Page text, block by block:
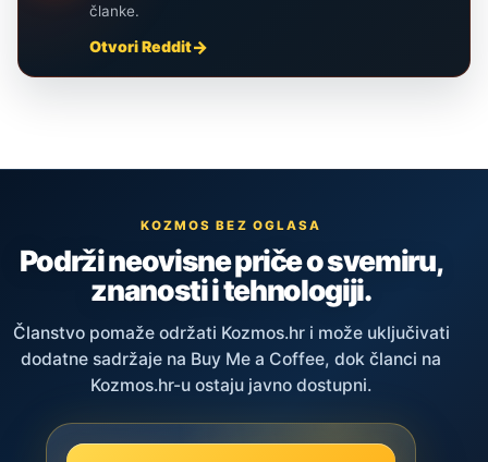
članke.
Otvori Reddit
KOZMOS BEZ OGLASA
Podrži neovisne priče o svemiru,
znanosti i tehnologiji.
Članstvo pomaže održati Kozmos.hr i može uključivati
dodatne sadržaje na Buy Me a Coffee, dok članci na
Kozmos.hr-u ostaju javno dostupni.